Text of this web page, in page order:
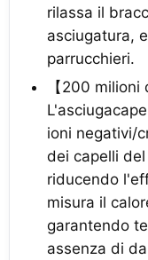
rilassa il
asciugatura,
parrucchieri.
【200
ioni negativi/
dei capelli
riducendo
misura il
garantendo
assenza di